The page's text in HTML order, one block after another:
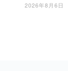
2026年8月6日